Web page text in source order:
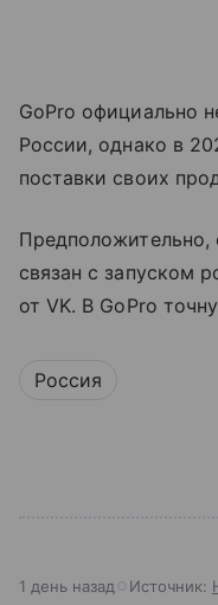
GoPro официально
России, однако в
поставки своих
Предположительно,
связан с запуском
от VK. В GoPro
Россия
1 день назад Источник: